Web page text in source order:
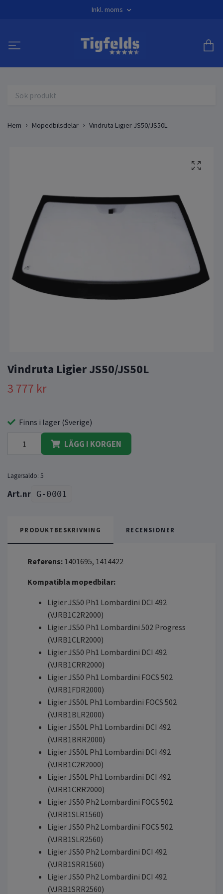
Inkl. moms
Hem Mopedbilsdelar Vindruta Ligier JS50/JS50L
Vindruta Ligier JS50/JS50L
3 777 kr
Finns i lager (Sverige)
LÄGG I KORGEN
Lagersaldo: 5
G-0001
PRODUKTBESKRIVNING RECENSIONER
Referens: 1401695, 1414422
Kompatibla mopedbilar:
Ligier JS50 Ph1 Lombardini DCI 492
(VJRB1C2R2000)
Ligier JS50 Ph1 Lombardini 502 Progress
(VJRB1CLR2000)
Ligier JS50 Ph1 Lombardini DCI 492
(VJRB1CRR2000)
Ligier JS50 Ph1 Lombardini FOCS 502
(VJRB1FDR2000)
Ligier JS50L Ph1 Lombardini FOCS 502
(VJRB1BLR2000)
Ligier JS50L Ph1 Lombardini DCI 492
(VJRB1BRR2000)
Ligier JS50L Ph1 Lombardini DCI 492
(VJRB1C2R2000)
Ligier JS50L Ph1 Lombardini DCI 492
(VJRB1CRR2000)
Ligier JS50 Ph2 Lombardini FOCS 502
(VJRB1SLR1560)
Ligier JS50 Ph2 Lombardini FOCS 502
(VJRB1SLR2560)
Ligier JS50 Ph2 Lombardini DCI 492
(VJRB1SRR1560)
Ligier JS50 Ph2 Lombardini DCI 492
(VJRB1SRR2560)